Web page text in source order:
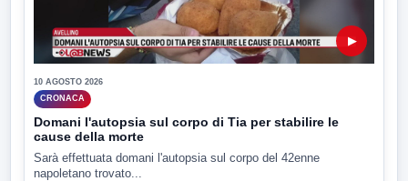
▶
10 AGOSTO 2026
CRONACA
Domani l'autopsia sul corpo di Tia per stabilire le
cause della morte
Sarà effettuata domani l'autopsia sul corpo del 42enne
napoletano trovato...